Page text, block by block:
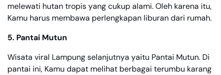
melewati hutan tropis yang cukup alami. Oleh karena itu,
Kamu harus membawa perlengkapan liburan dari rumah.
5. Pantai Mutun
Wisata viral Lampung selanjutnya yaitu Pantai Mutun. Di
pantai ini, Kamu dapat melihat berbagai terumbu karang